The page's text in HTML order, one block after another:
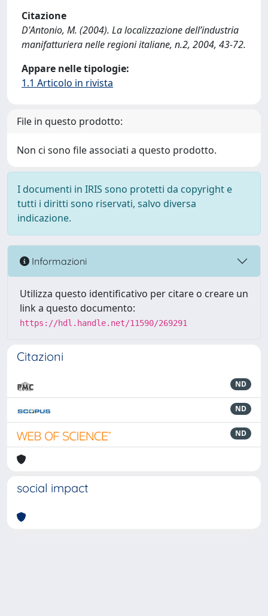
Citazione
D'Antonio, M. (2004). La localizzazione dell’industria
manifatturiera nelle regioni italiane, n.2, 2004, 43-72.
Appare nelle tipologie:
1.1 Articolo in rivista
File in questo prodotto:
Non ci sono file associati a questo prodotto.
I documenti in IRIS sono protetti da copyright e
tutti i diritti sono riservati, salvo diversa
indicazione.
Informazioni
Utilizza questo identificativo per citare o creare un
link a questo documento:
https://hdl.handle.net/11590/269291
Citazioni
ND
ND
ND
social impact